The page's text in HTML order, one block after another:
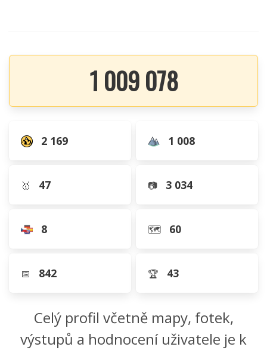
1 009 078
2 169 1 008
🥇 47 📷 3 034
8 🗺️ 60
📅 842 🏆 43
Celý profil včetně mapy, fotek,
výstupů a hodnocení uživatele je k